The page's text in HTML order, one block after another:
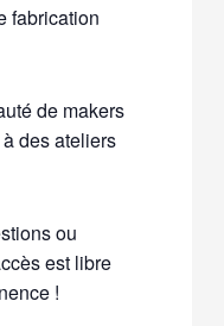
fabrication
de makers
des ateliers
ou
est libre
!